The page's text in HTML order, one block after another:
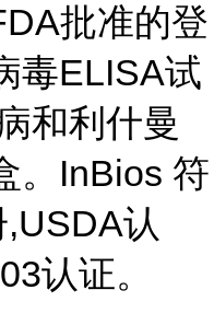
批准的登
毒ELISA试
和利什曼
。InBios 符
认
认证。